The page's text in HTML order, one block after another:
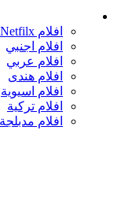
افلام Netfilx
افلام اجنبي
افلام عربي
افلام هندى
افلام اسيوية
افلام تركية
افلام مدبلجة